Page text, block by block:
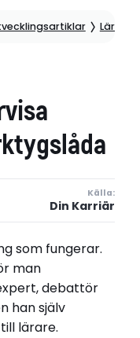
Källa:
Din Karriär
som fungerar.
man
debattör
han själv
lärare.